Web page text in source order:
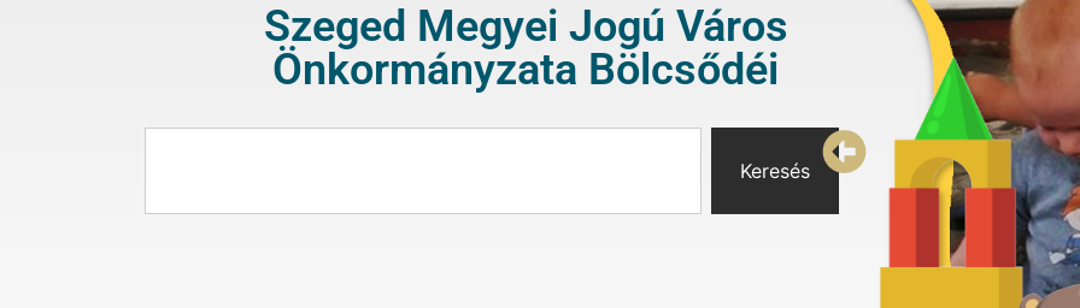
Szeged Megyei Jogú Város
Önkormányzata Bölcsődéi
Keresés